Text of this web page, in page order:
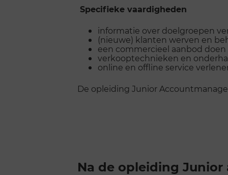
Specifieke vaardigheden
informatie over doelgroepen
(nieuwe) klanten werven en
een commercieel aanbod doen
verkooptechnieken en
online en offline service
De opleiding Junior
Na de opleiding